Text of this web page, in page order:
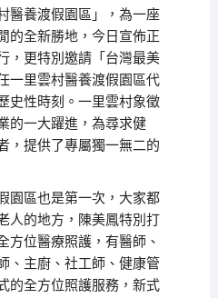
醫養渡假園區」，為一座
的全新勝地，今日宣佈正
，更特別邀請「台灣最美
一里雲村醫養渡假園區代
史性時刻。一里雲村象徵
的一大躍進，為尋求健
，提供了專屬獨一無二的
園區也是第一次，大家都
人的地方，陳美鳳特別打
方位醫療照護，有醫師、
、主廚、社工師、健康管
的全方位照護服務，新式